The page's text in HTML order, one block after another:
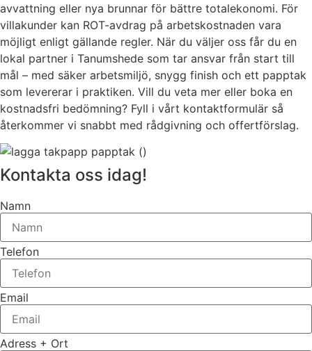
avvattning eller nya brunnar för bättre totalekonomi. För
villakunder kan ROT-avdrag på arbetskostnaden vara
möjligt enligt gällande regler. När du väljer oss får du en
lokal partner i Tanumshede som tar ansvar från start till
mål – med säker arbetsmiljö, snygg finish och ett papptak
som levererar i praktiken. Vill du veta mer eller boka en
kostnadsfri bedömning? Fyll i vårt kontaktformulär så
återkommer vi snabbt med rådgivning och offertförslag.
Kontakta oss idag!
Namn
Telefon
Email
Adress + Ort